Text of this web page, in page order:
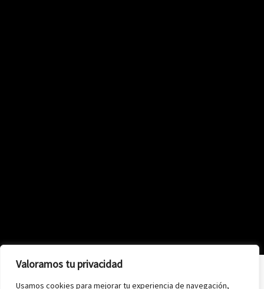
Valoramos tu privacidad
Usamos cookies para mejorar tu experiencia de navegación,